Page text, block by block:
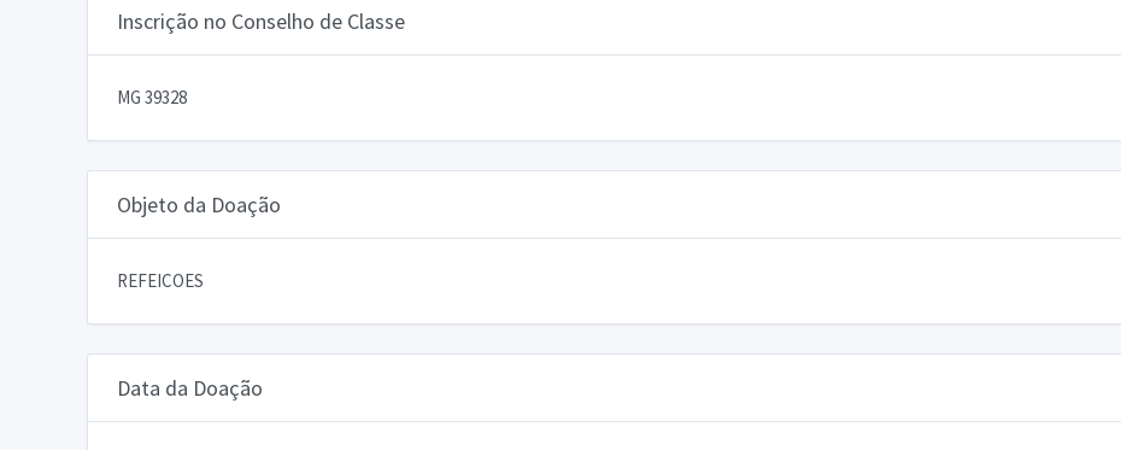
Inscrição no Conselho de Classe
MG 39328
Objeto da Doação
REFEICOES
Data da Doação